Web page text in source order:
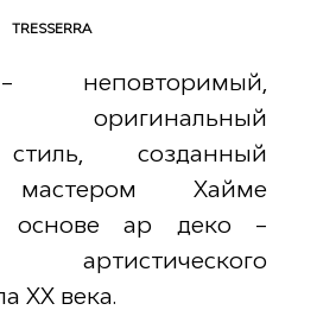
TRESSERRA
оригинальный
созданный
мастером Хайме
основе ар деко –
артистического
ХХ века.